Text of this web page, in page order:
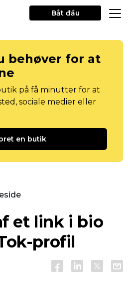
Bắt đầu
behøver for at
på få minutter for at
sociale medier eller
en butik
et link i bio
profil